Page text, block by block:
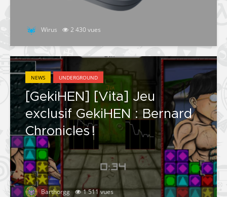
Wirus 2 430 vues
NEWS UNDERGROUND
[GekiHEN] [Vita] Jeu
exclusif GekiHEN : Bernard
Chronicles !
Barthorgg 1 511 vues